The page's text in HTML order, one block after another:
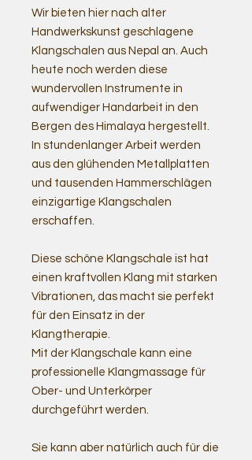
Wir bieten hier nach alter
Handwerkskunst geschlagene
Klangschalen aus Nepal an. Auch
heute noch werden diese
wundervollen Instrumente in
aufwendiger Handarbeit in den
Bergen des Himalaya hergestellt.
In stundenlanger Arbeit werden
aus den glühenden Metallplatten
und tausenden Hammerschlägen
einzigartige Klangschalen
erschaffen.
Diese schöne Klangschale ist hat
einen kraftvollen Klang mit starken
Vibrationen, das macht sie perfekt
für den Einsatz in der
Klangtherapie.
Mit der Klangschale kann eine
professionelle Klangmassage für
Ober- und Unterkörper
durchgeführt werden.
Sie kann aber natürlich auch für die